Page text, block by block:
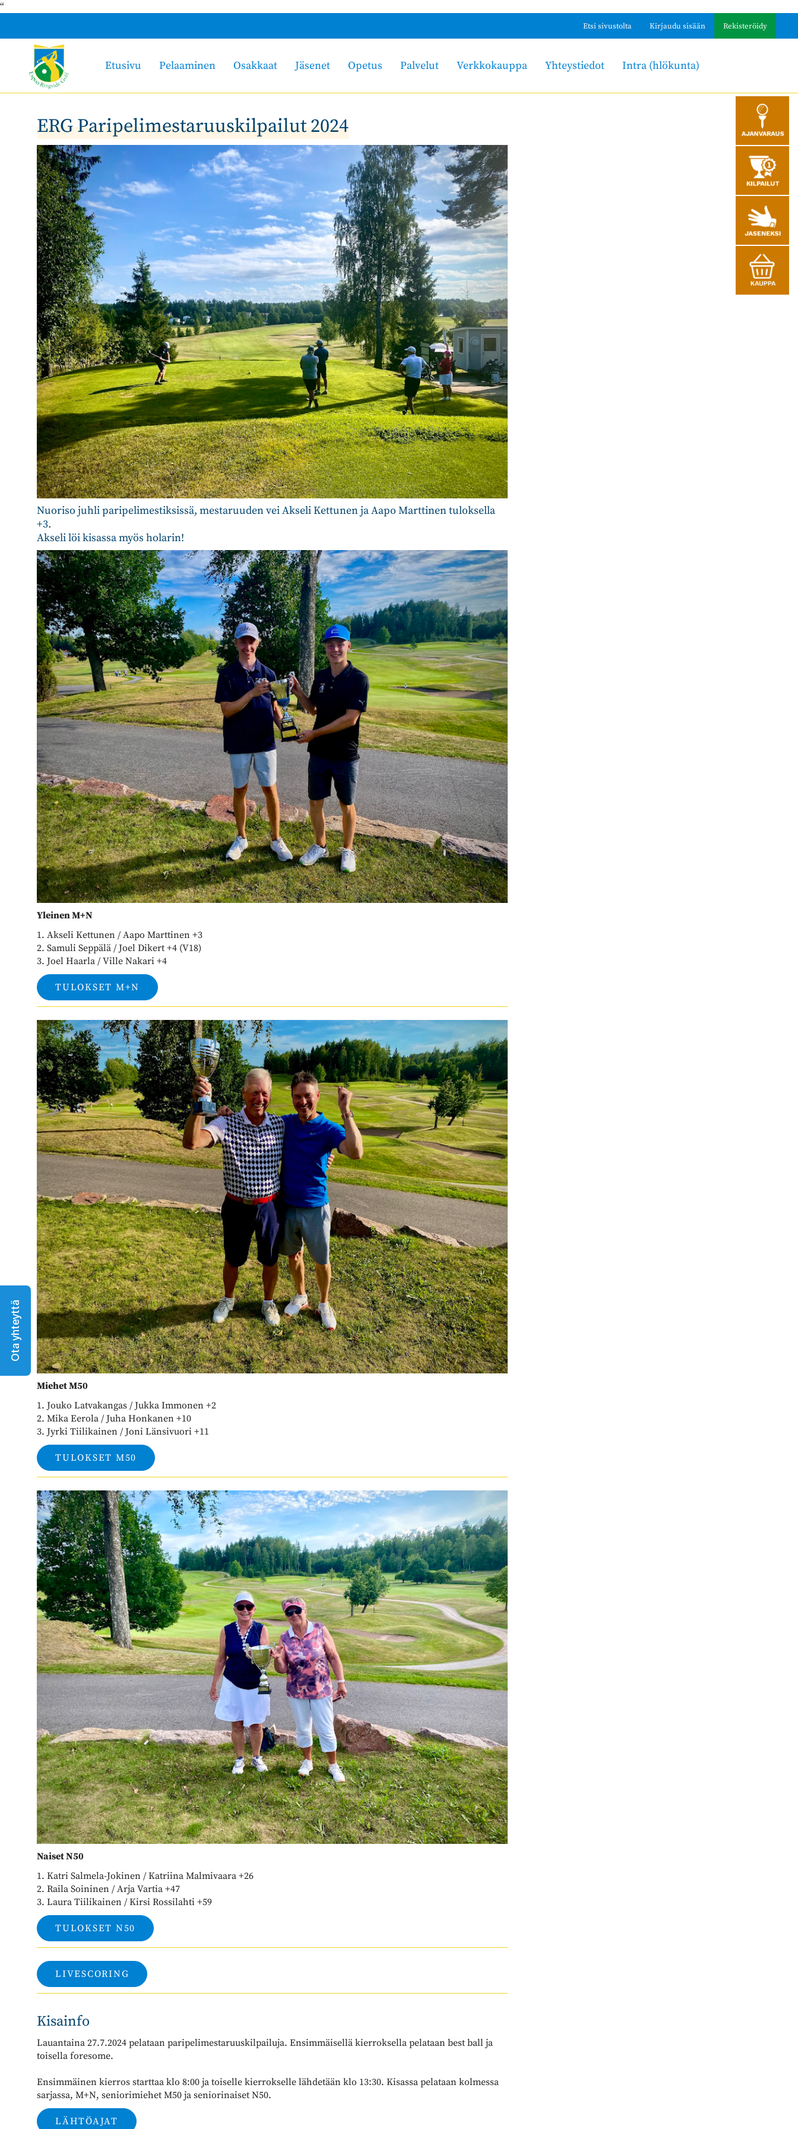
Ota yhteyttä
“
Etsi sivustolta Kirjaudu sisään Rekisteröidy
Etusivu Pelaaminen Osakkaat Jäsenet Opetus Palvelut Verkkokauppa Yhteystiedot Intra (hlökunta)
ERG Paripelimestaruuskilpailut 2024
Nuoriso juhli paripelimestiksissä, mestaruuden vei Akseli Kettunen ja Aapo Marttinen tuloksella
+3.
​​​​​​Akseli löi kisassa myös holarin!
Yleinen M+N
1. Akseli Kettunen / Aapo Marttinen +3
2. Samuli Seppälä / Joel Dikert +4 (V18)
​​​​​​​3. Joel Haarla / Ville Nakari +4
TULOKSET M+N
Miehet M50
1. Jouko Latvakangas / Jukka Immonen +2
2. Mika Eerola / Juha Honkanen +10
3. Jyrki Tiilikainen / Joni Länsivuori +11
TULOKSET M50
Naiset N50
1. Katri Salmela-Jokinen / Katriina Malmivaara +26
2. Raila Soininen / Arja Vartia +47
​​​​​​​3. Laura Tiilikainen / Kirsi Rossilahti +59
TULOKSET N50
LIVESCORING
Kisainfo
Lauantaina 27.7.2024 pelataan paripelimestaruuskilpailuja. Ensimmäisellä kierroksella pelataan best ball ja
toisella foresome.
Ensimmäinen kierros starttaa klo 8:00 ja toiselle kierrokselle lähdetään klo 13:30. Kisassa pelataan kolmessa
sarjassa, M+N, seniorimiehet M50 ja seniorinaiset N50.​​​​​​​
LÄHTÖAJAT